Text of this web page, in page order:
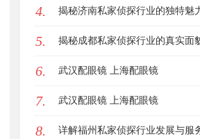
4. 揭秘济南私家侦探行业的独特魅
服务
5. 揭秘成都私家侦探行业的真实面
服务
6. 武汉配眼镜 上海配眼镜
7. 武汉配眼镜 上海配眼镜
8. 详解福州私家侦探行业发展与服